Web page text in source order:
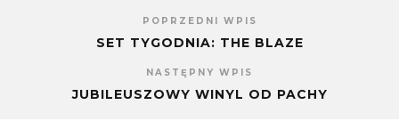
POPRZEDNI WPIS
SET TYGODNIA: THE BLAZE
NASTĘPNY WPIS
JUBILEUSZOWY WINYL OD PACHY